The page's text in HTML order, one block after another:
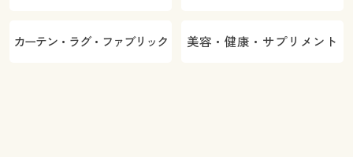
カーテン・ラグ・ファブリック 美容・健康・サプリメント